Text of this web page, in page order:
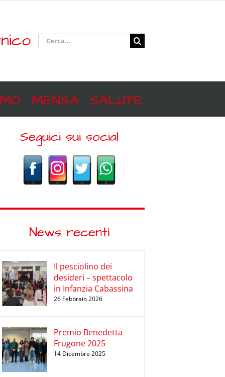
Cerca
per:
MENSA SALUTE
Seguici sui social
News recenti
Il pesciolino dei
desideri – spettacolo
in Infanzia Cabassina
26 Febbraio 2026
Premio Benedetta
Frugone 2025
14 Dicembre 2025